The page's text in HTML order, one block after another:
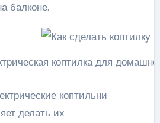
балконе.
коптилка для
коптильни
делать их